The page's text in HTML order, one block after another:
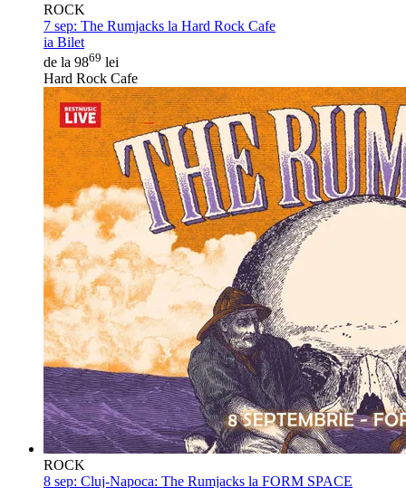
ROCK
7 sep: The Rumjacks la Hard Rock Cafe
ia Bilet
de la 9869 lei
Hard Rock Cafe
ROCK
8 sep: Cluj-Napoca: The Rumjacks la FORM SPACE